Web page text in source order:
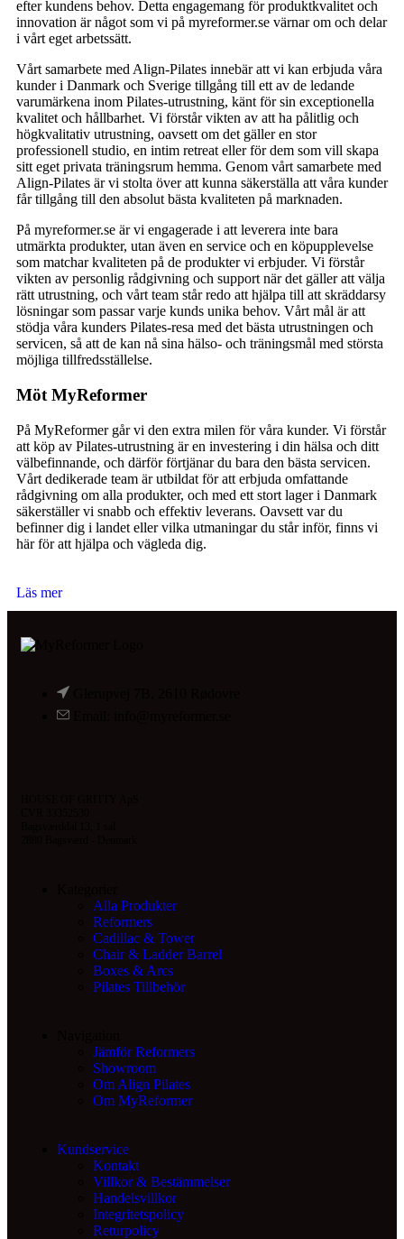
efter kundens behov. Detta engagemang för produktkvalitet och
innovation är något som vi på myreformer.se värnar om och delar
i vårt eget arbetssätt.
Vårt samarbete med Align-Pilates innebär att vi kan erbjuda våra
kunder i Danmark och Sverige tillgång till ett av de ledande
varumärkena inom Pilates-utrustning, känt för sin exceptionella
kvalitet och hållbarhet. Vi förstår vikten av att ha pålitlig och
högkvalitativ utrustning, oavsett om det gäller en stor
professionell studio, en intim retreat eller för dem som vill skapa
sitt eget privata träningsrum hemma. Genom vårt samarbete med
Align-Pilates är vi stolta över att kunna säkerställa att våra kunder
får tillgång till den absolut bästa kvaliteten på marknaden.
På myreformer.se är vi engagerade i att leverera inte bara
utmärkta produkter, utan även en service och en köpupplevelse
som matchar kvaliteten på de produkter vi erbjuder. Vi förstår
vikten av personlig rådgivning och support när det gäller att välja
rätt utrustning, och vårt team står redo att hjälpa till att skräddarsy
lösningar som passar varje kunds unika behov. Vårt mål är att
stödja våra kunders Pilates-resa med det bästa utrustningen och
servicen, så att de kan nå sina hälso- och träningsmål med största
möjliga tillfredsställelse.
Möt MyReformer
På MyReformer går vi den extra milen för våra kunder. Vi förstår
att köp av Pilates-utrustning är en investering i din hälsa och ditt
välbefinnande, och därför förtjänar du bara den bästa servicen.
Vårt dedikerade team är utbildat för att erbjuda omfattande
rådgivning om alla produkter, och med ett stort lager i Danmark
säkerställer vi snabb och effektiv leverans. Oavsett var du
befinner dig i landet eller vilka utmaningar du står inför, finns vi
här för att hjälpa och vägleda dig.
Läs mer
Alla Produkter
Reformers
Cadillac & Tower
Chair & Ladder Barrel
Boxes & Arcs
Pilates Tillbehör
Jämför Reformers
Showroom
Om Align Pilates
Om MyReformer
Kundservice
Kontakt
Villkor & Bestämmelser
Handelsvillkor
Integritetspolicy
Returpolicy